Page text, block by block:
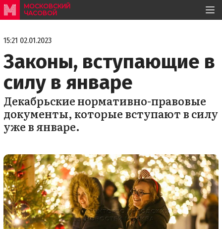
МОСКОВСКИЙ
ЧАСОВОЙ
15:21 02.01.2023
Законы, вступающие в
силу в январе
Декабрьские нормативно-правовые
документы, которые вступают в силу
уже в январе.